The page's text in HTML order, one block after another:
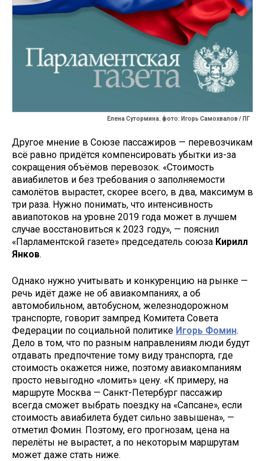
Елена Сутормина. фото: Игорь Самохвалов / ПГ
Другое мнение в Союзе пассажиров — перевозчикам
всё равно придётся компенсировать убытки из-за
сокращения объёмов перевозок. «Стоимость
авиабилетов и без требования о заполняемости
самолётов вырастет, скорее всего, в два, максимум в
три раза. Нужно понимать, что интенсивность
авиапотоков на уровне 2019 года может в лучшем
случае восстановиться к 2023 году», — пояснил
«Парламентской газете» председатель союза Кирилл
Янков.
Однако нужно учитывать и конкуренцию на рынке —
речь идёт даже не об авиакомпаниях, а об
автомобильном, автобусном, железнодорожном
транспорте, говорит зампред Комитета Совета
Федерации по социальной политике Игорь Фомин.
Дело в том, что по разным направлениям люди будут
отдавать предпочтение тому виду транспорта, где
стоимость окажется ниже, поэтому авиакомпаниям
просто невыгодно «ломить» цену. «К примеру, на
маршруте Москва — Санкт-Петербург пассажир
всегда сможет выбрать поездку на «Сапсане», если
стоимость авиабилета будет сильно завышена», —
отметил Фомин. Поэтому, его прогнозам, цена на
перелёты не вырастет, а по некоторым маршрутам
может даже стать ниже.